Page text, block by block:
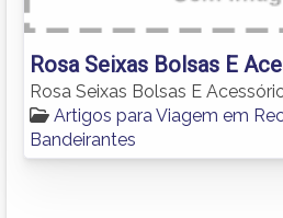
Rosa Seixas Bolsas E
Rosa Seixas Bolsas E
Artigos para Viagem em
Bandeirantes